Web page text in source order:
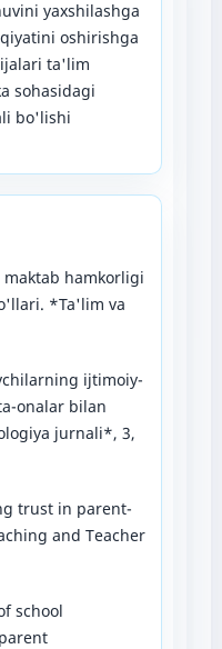
yaxshilashga
oshirishga
ta'lim
sohasidagi
bo'lishi
maktab hamkorligi
*Ta'lim va
ijtimoiy-
onalar bilan
jurnali*, 3,
trust in parent-
and Teacher
school